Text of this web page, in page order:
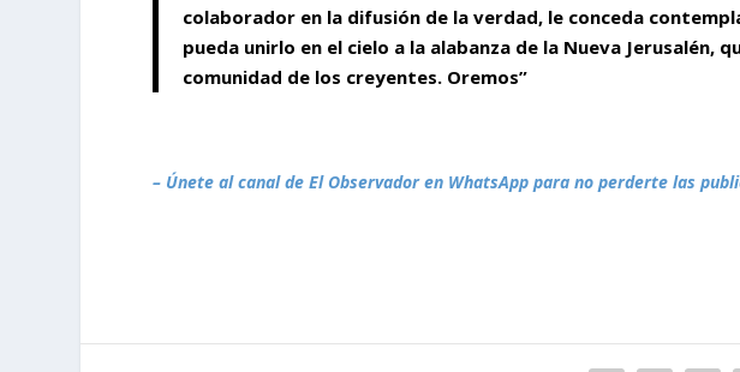
colaborador en la difusión de la verdad, le conceda
pueda unirlo en el cielo a la alabanza de la Nueva Jerusalén,
comunidad de los creyentes. Oremos”
– Únete al canal de El Observador en WhatsApp para no perderte las